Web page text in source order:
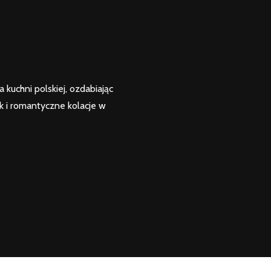
polskiej, ozdabiając
i romantyczne kolacje w